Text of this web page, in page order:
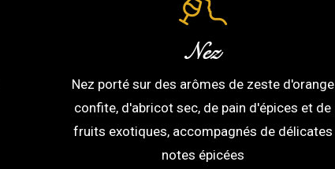
Nez
Nez porté sur des arômes de zeste d'orange
confite, d'abricot sec, de pain d'épices et de
fruits exotiques, accompagnés de délicates
notes épicées